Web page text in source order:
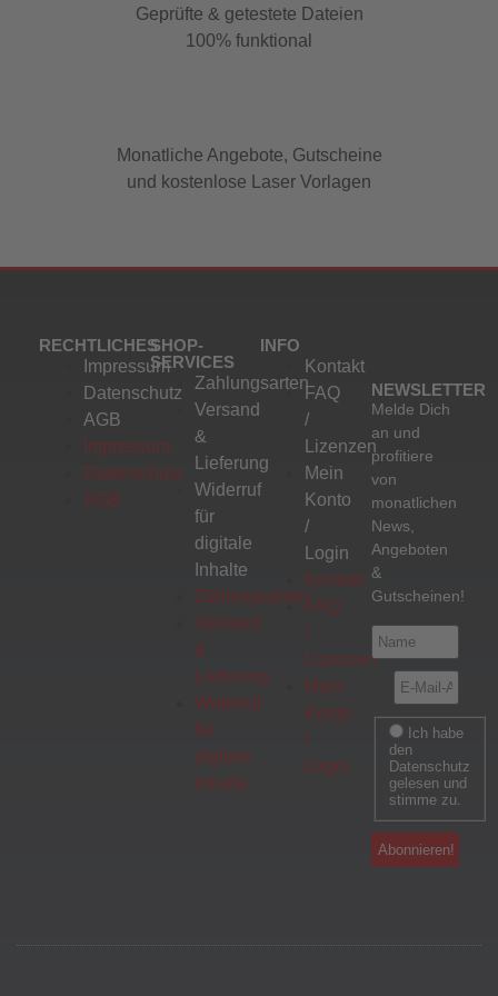
Geprüfte & getestete Dateien
100% funktional
Monatliche Angebote, Gutscheine
und kostenlose Laser Vorlagen
RECHTLICHES
Impressum
Datenschutz
AGB
Impressum
Datenschutz
AGB
SHOP-
SERVICES
Zahlungsarten
Versand
&
Lieferung
Widerruf
für
digitale
Inhalte
Zahlungsarten
Versand
&
Lieferung
Widerruf
für
digitale
Inhalte
INFO
Kontakt
FAQ
/
Lizenzen
Mein
Konto
/
Login
Kontakt
FAQ
/
Lizenzen
Mein
Konto
/
Login
NEWSLETTER
Melde Dich
an und
profitiere
von
monatlichen
News,
Angeboten
&
Gutscheinen!
den
Datenschutz
gelesen und
stimme zu.